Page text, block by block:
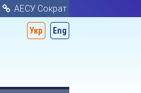
АЕСУ Сократ
Укр Eng